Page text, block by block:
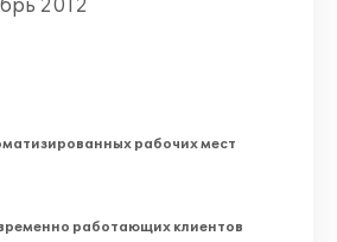
2012
рабочих мест
работающих клиентов